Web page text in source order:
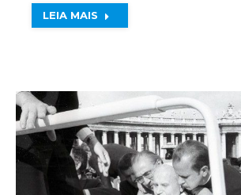
LEIA MAIS